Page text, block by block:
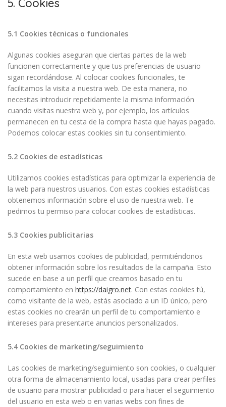
5. Cookies
5.1 Cookies técnicas o funcionales
Algunas cookies aseguran que ciertas partes de la web
funcionen correctamente y que tus preferencias de usuario
sigan recordándose. Al colocar cookies funcionales, te
facilitamos la visita a nuestra web. De esta manera, no
necesitas introducir repetidamente la misma información
cuando visitas nuestra web y, por ejemplo, los artículos
permanecen en tu cesta de la compra hasta que hayas pagado.
Podemos colocar estas cookies sin tu consentimiento.
5.2 Cookies de estadísticas
Utilizamos cookies estadísticas para optimizar la experiencia de
la web para nuestros usuarios. Con estas cookies estadísticas
obtenemos información sobre el uso de nuestra web. Te
pedimos tu permiso para colocar cookies de estadísticas.
5.3 Cookies publicitarias
En esta web usamos cookies de publicidad, permitiéndonos
obtener información sobre los resultados de la campaña. Esto
sucede en base a un perfil que creamos basado en tu
comportamiento en https://daigro.net. Con estas cookies tú,
como visitante de la web, estás asociado a un ID único, pero
estas cookies no crearán un perfil de tu comportamiento e
intereses para presentarte anuncios personalizados.
5.4 Cookies de marketing/seguimiento
Las cookies de marketing/seguimiento son cookies, o cualquier
otra forma de almacenamiento local, usadas para crear perfiles
de usuario para mostrar publicidad o para hacer el seguimiento
del usuario en esta web o en varias webs con fines de